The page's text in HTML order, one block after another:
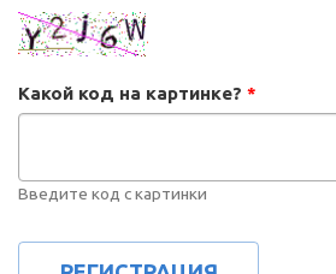
Какой код на картинке? *
Введите код с картинки